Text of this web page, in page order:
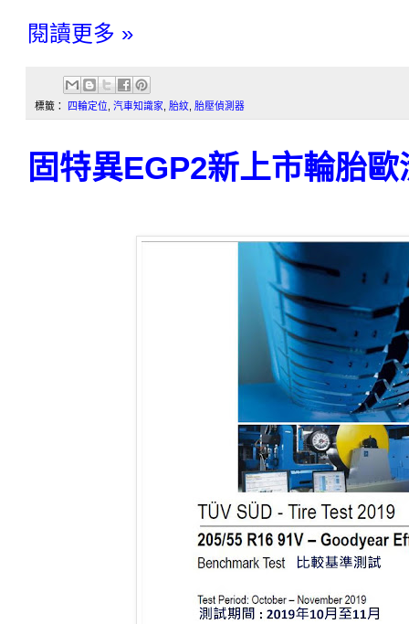
閱讀更多 »
標籤： 四輪定位 汽車知識家 胎紋 胎壓偵測器
固特異EGP2新上市輪胎